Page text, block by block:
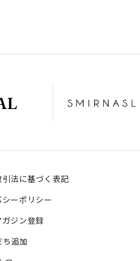
法に基づく表記
ーポリシー
ガジン登録
ち追加